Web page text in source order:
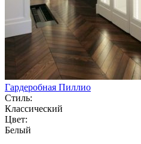
Гардеробная Пиллио
Стиль:
Классический
Цвет:
Белый